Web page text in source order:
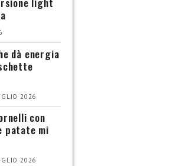
dà energia
2026
con
patate mi
2026